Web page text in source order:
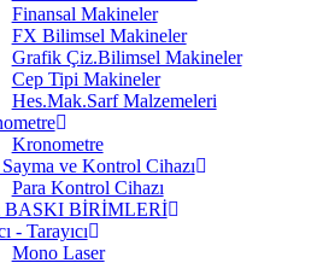
Finansal Makineler
FX Bilimsel Makineler
Grafik Çiz.Bilimsel Makineler
Cep Tipi Makineler
Hes.Mak.Sarf Malzemeleri
Kronometre
Sayma ve Kontrol Cihazı
Para Kontrol Cihazı
BASKI BİRİMLERİ
- Tarayıcı
Mono Laser